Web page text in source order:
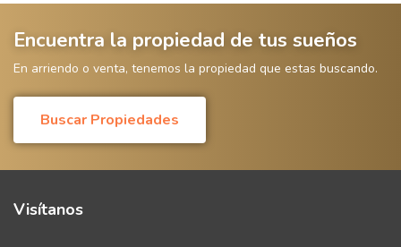
Encuentra la propiedad de tus sueños
En arriendo o venta, tenemos la propiedad que estas buscando.
Buscar Propiedades
Visítanos